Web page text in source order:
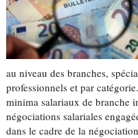
au niveau des branches,
professionnels et par
minima salariaux de branche
négociations salariales
dans le cadre de la